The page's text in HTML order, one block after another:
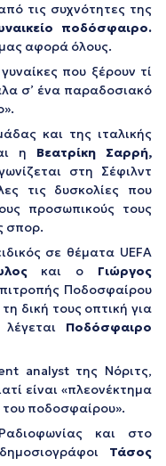
τις συχνότητες της
ποδόσφαιρο.
αφορά όλους.
που ξέρουν τί
σ’ ένα παραδοσιακό
και της ιταλικής
η Βεατρίκη Σαρρή,
στη Σέφιλντ
τις δυσκολίες που
προσωπικούς τους
σπορ.
σε θέματα UEFA
και ο Γιώργος
Ποδοσφαίρου
δική τους οπτική για
Ποδόσφαιρο
analyst της Νόριτς,
είναι «πλεονέκτημα
του ποδοσφαίρου».
και στο
Τάσος